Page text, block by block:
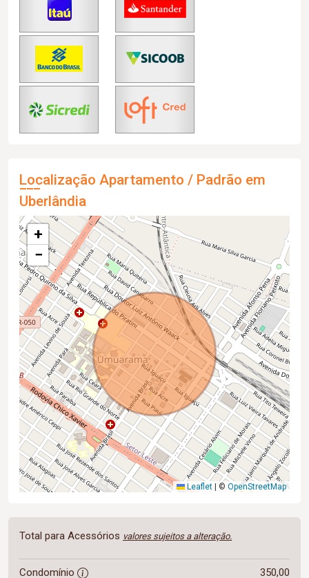
Localização Apartamento / Padrão em
Uberlândia
+
−
Leaflet | © OpenStreetMap
Total para Acessórios valores sujeitos a alteração.
Condomínio
350,00